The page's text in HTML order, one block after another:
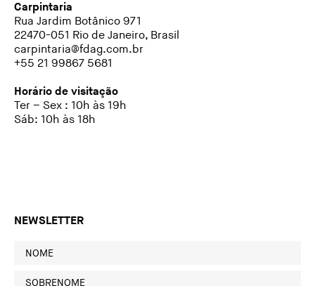
Carpintaria
Rua Jardim Botânico 971
22470-051 Rio de Janeiro, Brasil
carpintaria@fdag.com.br
+55 21 99867 5681
Horário de visitação
Ter – Sex : 10h às 19h
Sáb: 10h às 18h
NEWSLETTER